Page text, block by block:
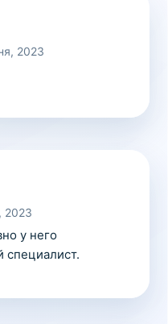
2023
2023
у него
специалист.